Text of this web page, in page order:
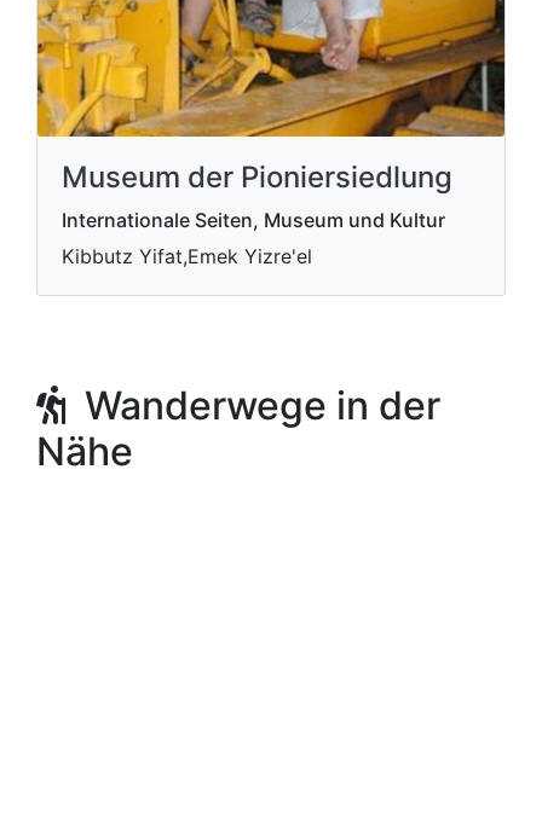
Museum der Pioniersiedlung
Internationale Seiten, Museum und Kultur
Kibbutz Yifat,Emek Yizre'el
Wanderwege in der
Nähe